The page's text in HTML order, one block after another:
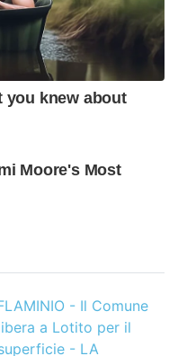
- Il Comune
a Lotito per il
- LA